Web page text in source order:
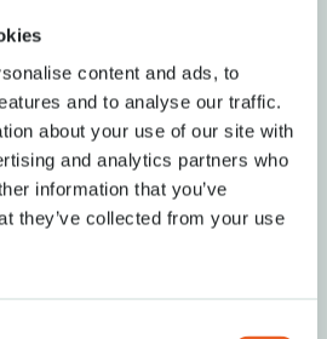
content and ads, to
and to analyse our traffic.
about your use of our site with
and analytics partners who
information that you’ve
they’ve collected from your use
– Limmen
Breezand Toon op kaart
Toon op kaart